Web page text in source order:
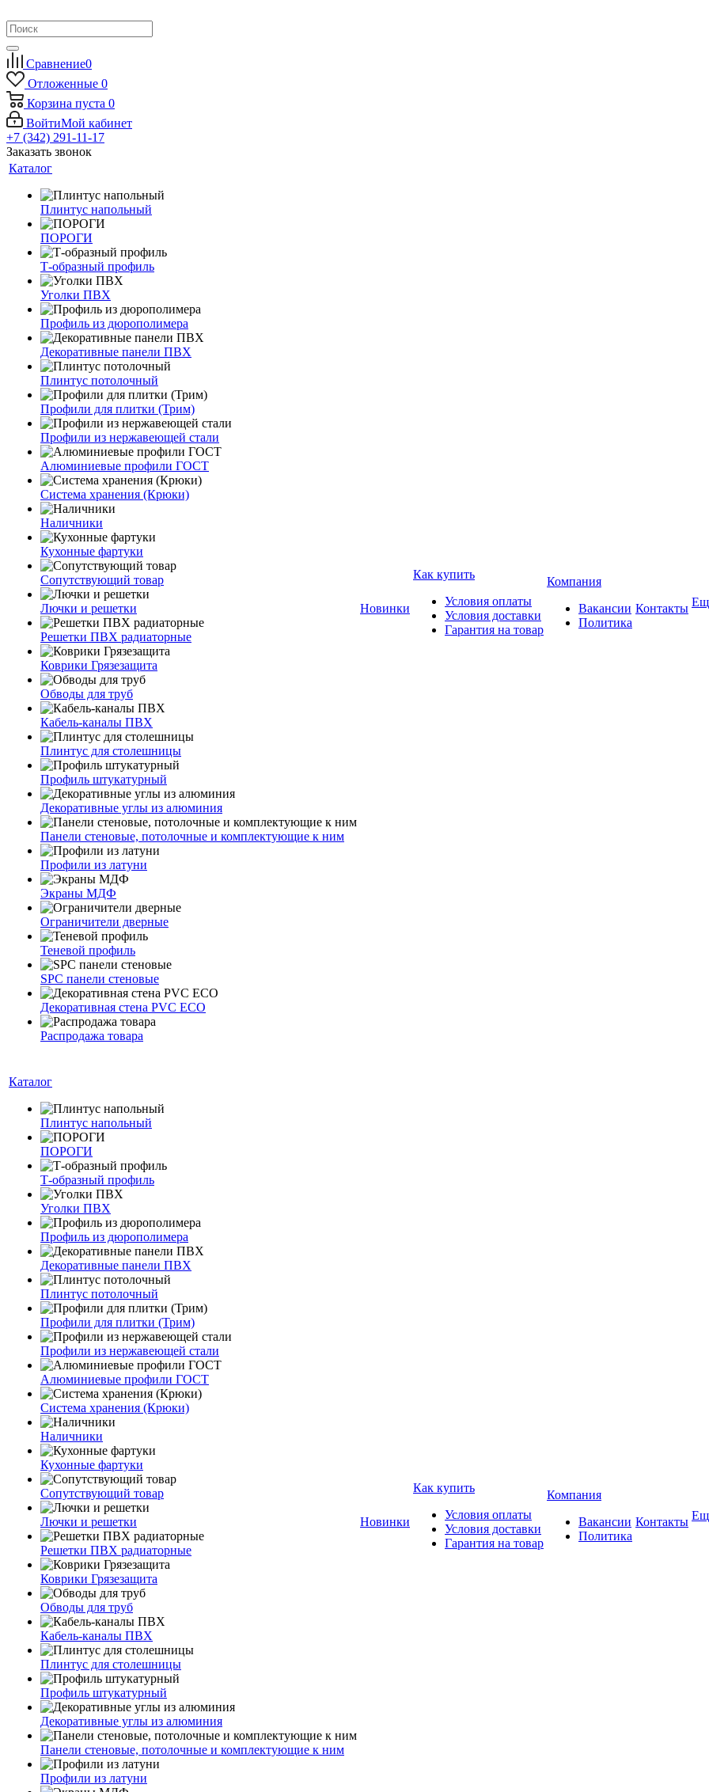
Сравнение0
Отложенные 0
Корзина пуста 0
ВойтиМой кабинет
+7 (342) 291-11-17
Заказать звонок
Каталог
Плинтус напольный
ПОРОГИ
Т-образный профиль
Уголки ПВХ
Профиль из дюрополимера
Декоративные панели ПВХ
Плинтус потолочный
Профили для плитки (Трим)
Профили из нержавеющей стали
Алюминиевые профили ГОСТ
Система хранения (Крюки)
Наличники
Кухонные фартуки
Сопутствующий товар
Лючки и решетки
Решетки ПВХ радиаторные
Коврики Грязезащита
Обводы для труб
Кабель-каналы ПВХ
Плинтус для столешницы
Профиль штукатурный
Декоративные углы из алюминия
Панели стеновые, потолочные и комплектующие к ним
Профили из латуни
Экраны МДФ
Ограничители дверные
Теневой профиль
SPC панели стеновые
Декоративная стена PVC ECO
Распродажа товара
Новинки
Как купить
Условия оплаты
Условия доставки
Гарантия на товар
Компания
Вакансии
Политика
Контакты
Каталог
Плинтус напольный
ПОРОГИ
Т-образный профиль
Уголки ПВХ
Профиль из дюрополимера
Декоративные панели ПВХ
Плинтус потолочный
Профили для плитки (Трим)
Профили из нержавеющей стали
Алюминиевые профили ГОСТ
Система хранения (Крюки)
Наличники
Кухонные фартуки
Сопутствующий товар
Лючки и решетки
Решетки ПВХ радиаторные
Коврики Грязезащита
Обводы для труб
Кабель-каналы ПВХ
Плинтус для столешницы
Профиль штукатурный
Декоративные углы из алюминия
Панели стеновые, потолочные и комплектующие к ним
Профили из латуни
Новинки
Как купить
Условия оплаты
Условия доставки
Гарантия на товар
Компания
Вакансии
Политика
Контакты